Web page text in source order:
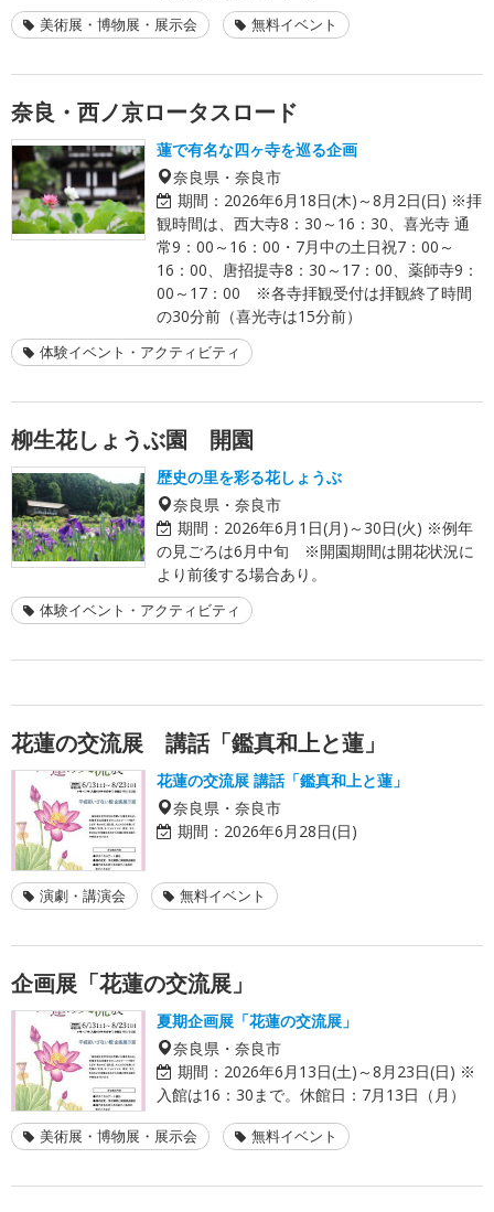
美術展・博物展・展示会 無料イベント
奈良・西ノ京ロータスロード
蓮で有名な四ヶ寺を巡る企画
奈良県・奈良市
期間： 2026年6月18日(木)～8月2日(日) ※拝
観時間は、西大寺8：30～16：30、喜光寺 通
常9：00～16：00・7月中の土日祝7：00～
16：00、唐招提寺8：30～17：00、薬師寺9：
00～17：00 ※各寺拝観受付は拝観終了時間
の30分前（喜光寺は15分前）
体験イベント・アクティビティ
柳生花しょうぶ園 開園
歴史の里を彩る花しょうぶ
奈良県・奈良市
期間： 2026年6月1日(月)～30日(火) ※例年
の見ごろは6月中旬 ※開園期間は開花状況に
より前後する場合あり。
体験イベント・アクティビティ
花蓮の交流展 講話「鑑真和上と蓮」
花蓮の交流展 講話「鑑真和上と蓮」
奈良県・奈良市
期間： 2026年6月28日(日)
演劇・講演会 無料イベント
企画展「花蓮の交流展」
夏期企画展「花蓮の交流展」
奈良県・奈良市
期間： 2026年6月13日(土)～8月23日(日) ※
入館は16：30まで。休館日：7月13日（月）
美術展・博物展・展示会 無料イベント